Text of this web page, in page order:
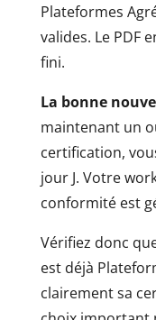
Plateformes
valides. Le PDF
fini.
La bonne
maintenant un
certification,
jour J. Votre
conformité est
Vérifiez donc
est déjà
clairement sa